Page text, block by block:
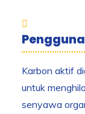
Karbon aktif
untuk
senyawa